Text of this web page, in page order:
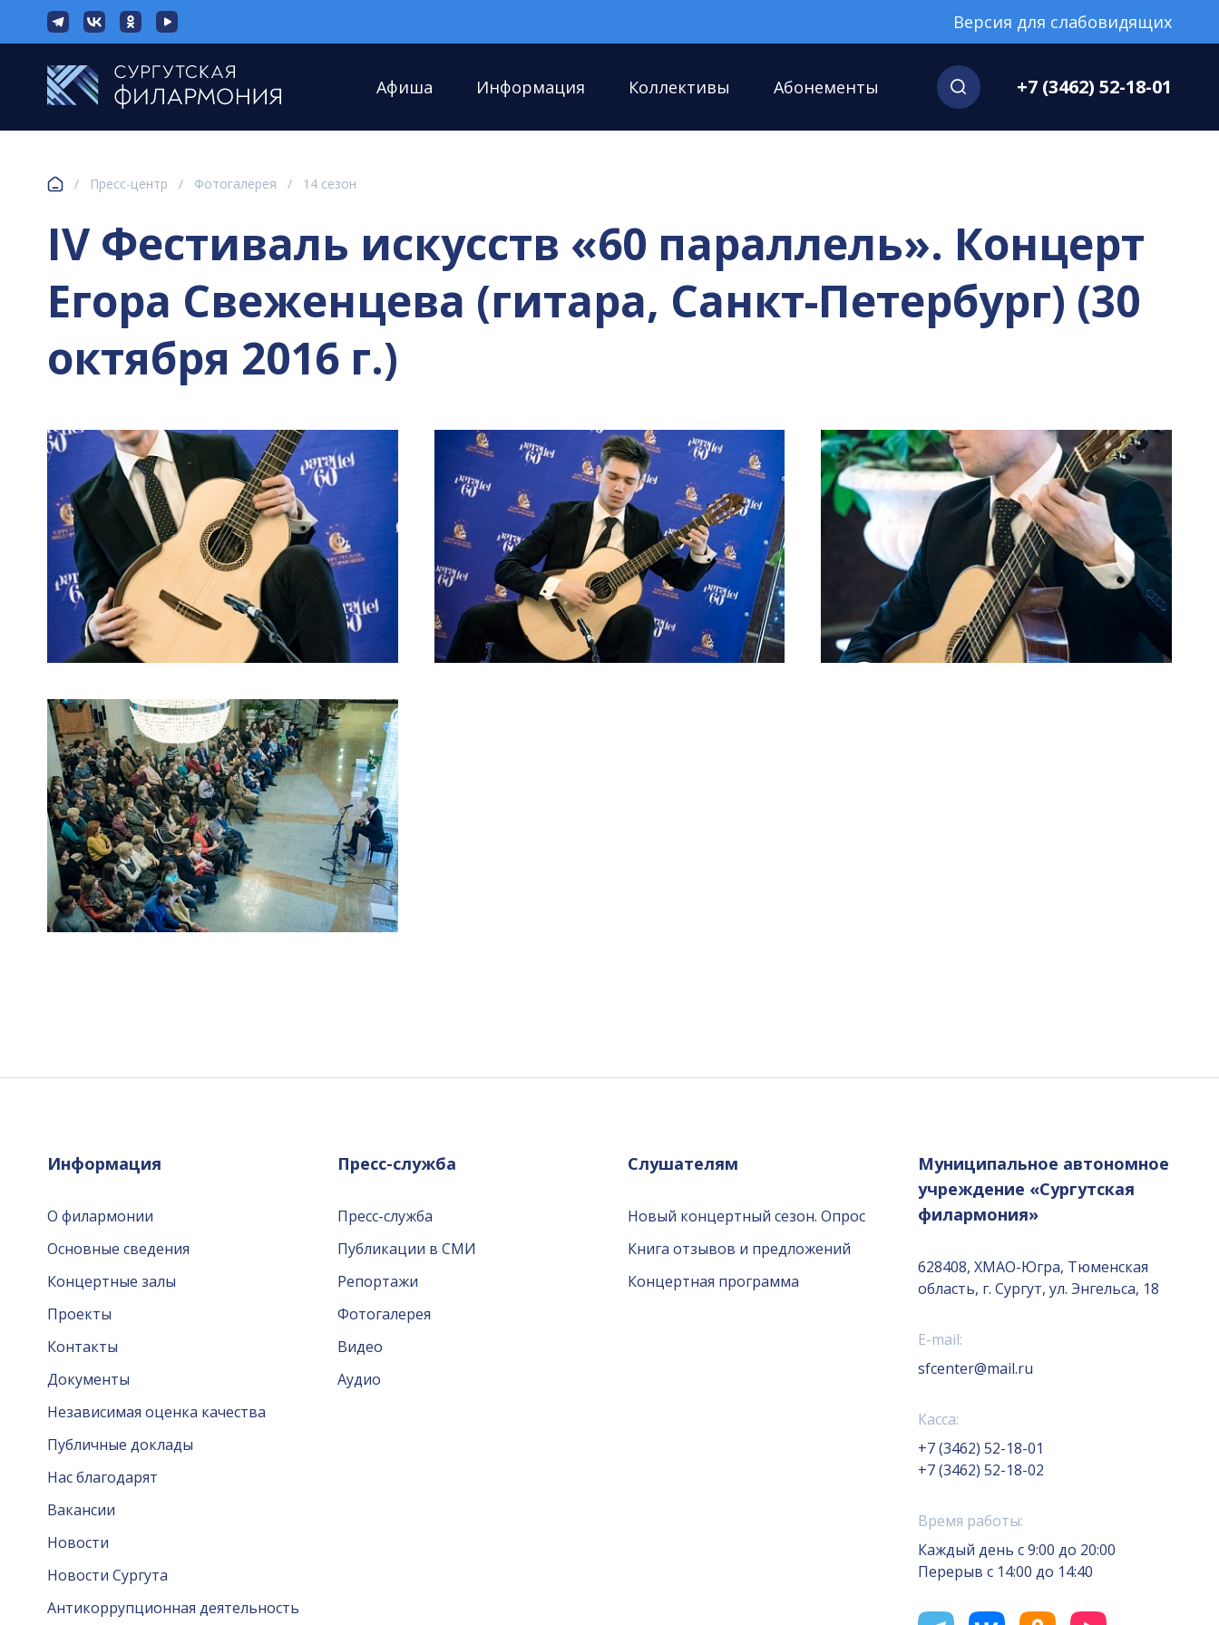
Версия для слабовидящих
Афиша Информация Коллективы Абонементы +7 (3462) 52-18-01
/ Пресс-центр / Фотогалерея / 14 сезон
IV Фестиваль искусств «60 параллель». Концерт
Егора Свеженцева (гитара, Санкт-Петербург) (30
октября 2016 г.)
Информация
О филармонии
Основные сведения
Концертные залы
Проекты
Контакты
Документы
Независимая оценка качества
Публичные доклады
Нас благодарят
Вакансии
Новости
Новости Сургута
Антикоррупционная деятельность
Пресс-служба
Пресс-служба
Публикации в СМИ
Репортажи
Фотогалерея
Видео
Аудио
Слушателям
Новый концертный сезон. Опрос
Книга отзывов и предложений
Концертная программа
Муниципальное автономное
учреждение «Сургутская
филармония»
628408, ХМАО-Югра, Тюменская
область, г. Сургут, ул. Энгельса, 18
E-mail:
sfcenter@mail.ru
Касса:
+7 (3462) 52-18-01
+7 (3462) 52-18-02
Время работы:
Каждый день с 9:00 до 20:00
Перерыв с 14:00 до 14:40